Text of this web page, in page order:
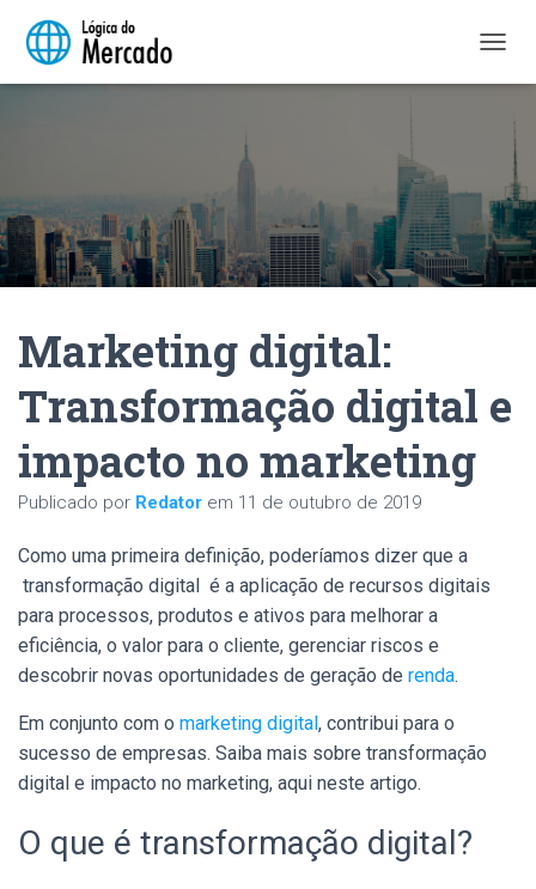
L
A
R
N
A
V
Ã
O
Marketing digital:
Transformação digital e
impacto no marketing
Publicado por Redator em 11 de outubro de 2019
Como uma primeira definição, poderíamos dizer que a
transformação digital é a aplicação de recursos digitais
para processos, produtos e ativos para melhorar a
eficiência, o valor para o cliente, gerenciar riscos e
descobrir novas oportunidades de geração de renda.
Em conjunto com o marketing digital, contribui para o
sucesso de empresas. Saiba mais sobre transformação
digital e impacto no marketing, aqui neste artigo.
O que é transformação digital?